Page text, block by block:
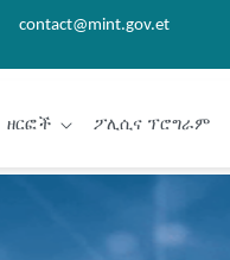
contact@mint.gov.et
ዘርፎች ፖሊሲና ፕሮግራም